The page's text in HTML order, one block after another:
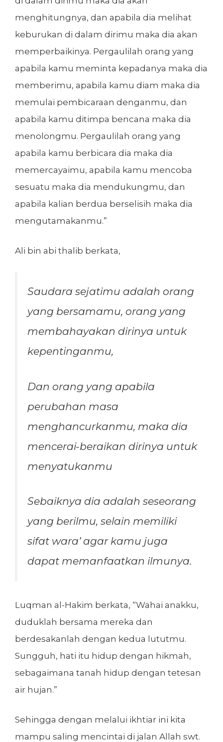
menghitungnya, dan apabila dia melihat
keburukan di dalam dirimu maka dia akan
memperbaikinya. Pergaulilah orang yang
apabila kamu meminta kepadanya maka dia
memberimu, apabila kamu diam maka dia
memulai pembicaraan denganmu, dan
apabila kamu ditimpa bencana maka dia
menolongmu. Pergaulilah orang yang
apabila kamu berbicara dia maka dia
memercayaimu, apabila kamu mencoba
sesuatu maka dia mendukungmu, dan
apabila kalian berdua berselisih maka dia
mengutamakanmu.”
Ali bin abi thalib berkata,
Saudara sejatimu adalah orang
yang bersamamu, orang yang
membahayakan dirinya untuk
kepentinganmu,
Dan orang yang apabila
perubahan masa
menghancurkanmu, maka dia
mencerai-beraikan dirinya untuk
menyatukanmu
Sebaiknya dia adalah seseorang
yang berilmu, selain memiliki
sifat wara’ agar kamu juga
dapat memanfaatkan ilmunya.
Luqman al-Hakim berkata, “Wahai anakku,
duduklah bersama mereka dan
berdesakanlah dengan kedua lututmu.
Sungguh, hati itu hidup dengan hikmah,
sebagaimana tanah hidup dengan tetesan
air hujan.”
Sehingga dengan melalui ikhtiar ini kita
mampu saling mencintai di jalan Allah swt.